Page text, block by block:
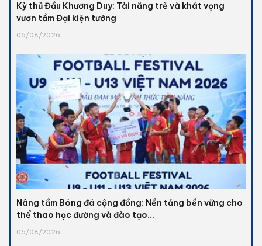
Kỳ thủ Đầu Khương Duy: Tài năng trẻ và khát vọng
vươn tầm Đại kiện tướng
06/08/2026
Nâng tầm Bóng đá cộng đồng: Nền tảng bền vững cho
thể thao học đường và đào tạo...
05/08/2026